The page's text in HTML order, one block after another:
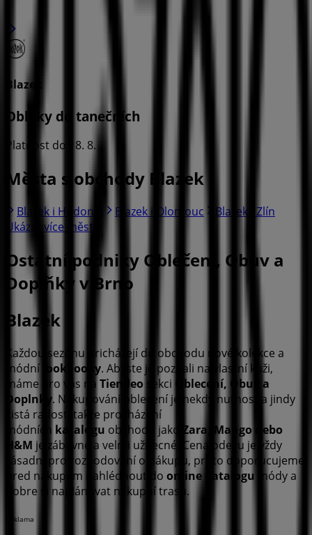
Blazek
Obleky do tanečních
Platnost do 18. 8.
Města s obchody Blazek
Blazek i Hodonín Blazek i Olomouc
Blazek i Zlín
Ukázat více měst
Ostatní podniky Oblečení, Obuv a
Doplňky v Brno
Blazek
Každou sezónu pricházejí do obchodu nové kolekce a
módní
lookbooky. Abyste je poznali na vlastní kuži,
máme pro vás na Tiendeo sekci
Oblecení, Obuv a
Doplnky. Nakupování oblecení je nekdy nutnost a jindy
cistá radost, takže procházení
módních katalogu obchodu jako Zara, Mango nebo
H&M je zábavné a velmi užitecné. Cena odevu je vždy
zásadní pro rozhodování o nákupu, proto doporucujeme
pred nákupem nahlédnout do online katalogu módy a
dobre si naplánovat nákupní trasu.
Reklama